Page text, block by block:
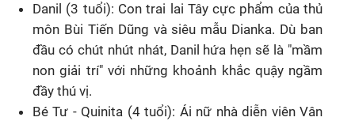
Danil (3 tuổi): Con trai lai Tây cực phẩm của thủ
môn Bùi Tiến Dũng và siêu mẫu Dianka. Dù ban
đầu có chút nhút nhát, Danil hứa hẹn sẽ là "mầm
non giải trí" với những khoảnh khắc quậy ngầm
đầy thú vị.
Bé Tư - Quinita (4 tuổi): Ái nữ nhà diễn viên Vân